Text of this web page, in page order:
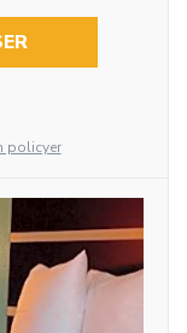
policyer